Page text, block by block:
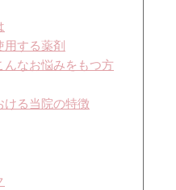
する薬剤
んなお悩みをもつ方
ける当院の特徴